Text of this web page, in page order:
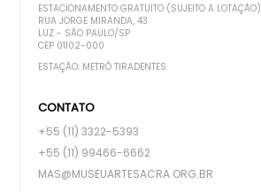
ESTACIONAMENTO GRATUITO (SUJEITO A LOTAÇÃO)
RUA JORGE MIRANDA, 43
LUZ - SÃO PAULO/SP
CEP 01102-000
ESTAÇÃO: METRÔ TIRADENTES
CONTATO
+55 (11) 3322-5393
+55 (11) 99466-6662
MAS@MUSEUARTESACRA.ORG.BR